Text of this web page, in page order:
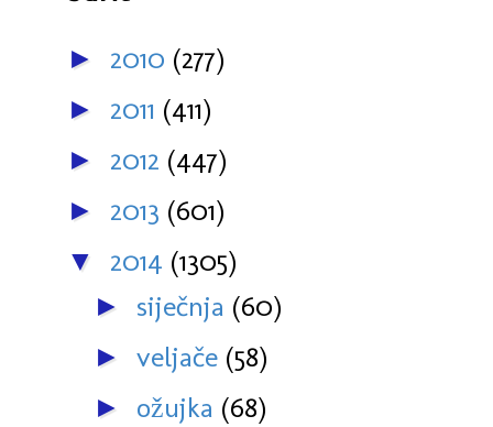
► 2010 (277)
► 2011 (411)
► 2012 (447)
► 2013 (601)
▼ 2014 (1305)
► siječnja (60)
► veljače (58)
► ožujka (68)